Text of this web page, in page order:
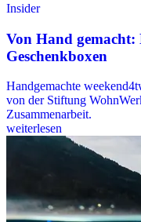
Insider
Von Hand gemacht:
Geschenkboxen
Handgemachte
von der Stiftung
Zusammenarbeit.
weiterlesen